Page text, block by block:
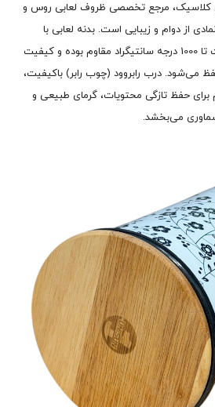
کلاسیک، مرجع تخصصی ظروف لعابی روس و
از دوام و زیبایی است. بدنه لعابی با
گل‌های دلنشین، در برابر حرارت تا 1000 درجه سانتیگراد مقاوم بوده و کیفیت
می‌شود. درب رابروود (چوب رابر) باکیفیت،
برای حفظ تازگی محتویات، گرمای طبیعی و
می‌بخشد.